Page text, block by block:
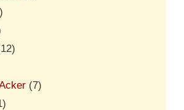
(7)